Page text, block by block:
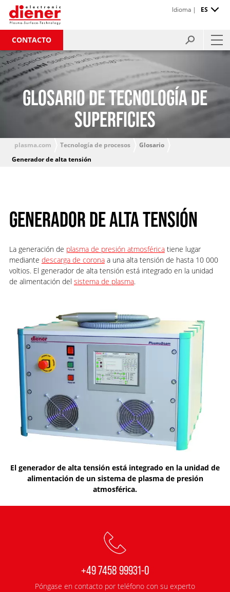
CONTACTO
Idioma | ES
GLOSARIO DE TECNOLOGÍA DE
SUPERFICIES
plasma.com Tecnología de procesos
Glosario
Generador de alta tensión
GENERADOR DE ALTA TENSIÓN
La generación de plasma de presión atmosféricatiene lugar
mediante descarga de coronaa una alta tensión de hasta 10 000
voltios. El generador de alta tensión está integrado en la unidad
de alimentación del sistema de plasma.
El generador de alta tensión está integrado en la unidad de
alimentación de un sistema de plasma de presión
atmosférica.
+49 7458 99931-0
Póngase en contacto por teléfono con su experto